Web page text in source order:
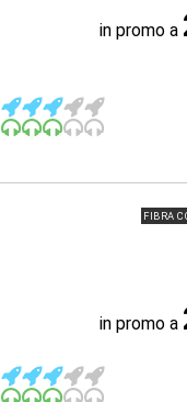
in promo a
FIBRA
in promo a